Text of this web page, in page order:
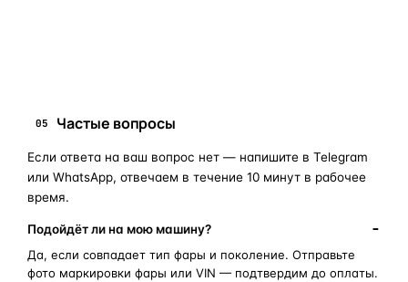
05 Частые вопросы
Если ответа на ваш вопрос нет — напишите в Telegram
или WhatsApp, отвечаем в течение 10 минут в рабочее
время.
Подойдёт ли на мою машину?
Да, если совпадает тип фары и поколение. Отправьте
фото маркировки фары или VIN — подтвердим до оплаты.